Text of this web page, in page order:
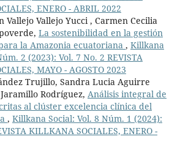
ENERO - ABRIL 2022
Vallejo Vallejo Yucci , Carmen Cecilia
La sostenibilidad en la gestión
la Amazonia ecuatoriana , Killkana
2 (2023): Vol. 7 No. 2 REVISTA
MAYO - AGOSTO 2023
Trujillo, Sandra Lucia Aguirre
Rodríguez, Análisis integral de
al clúster excelencia clínica del
, Killkana Social: Vol. 8 Núm. 1 (2024):
KILLKANA SOCIALES, ENERO -